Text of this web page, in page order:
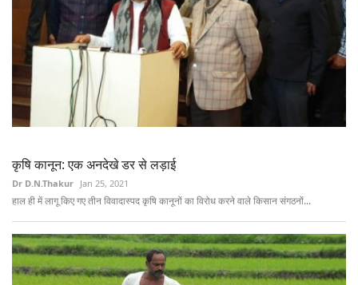
कृषि कानून: एक अनदेखे डर से लड़ाई
Dr D.N.Thakur Jan 25, 2021
हाल ही में लागू किए गए तीन विवादास्पद कृषि कानूनों का विरोध करने वाले किसान संगठनों...